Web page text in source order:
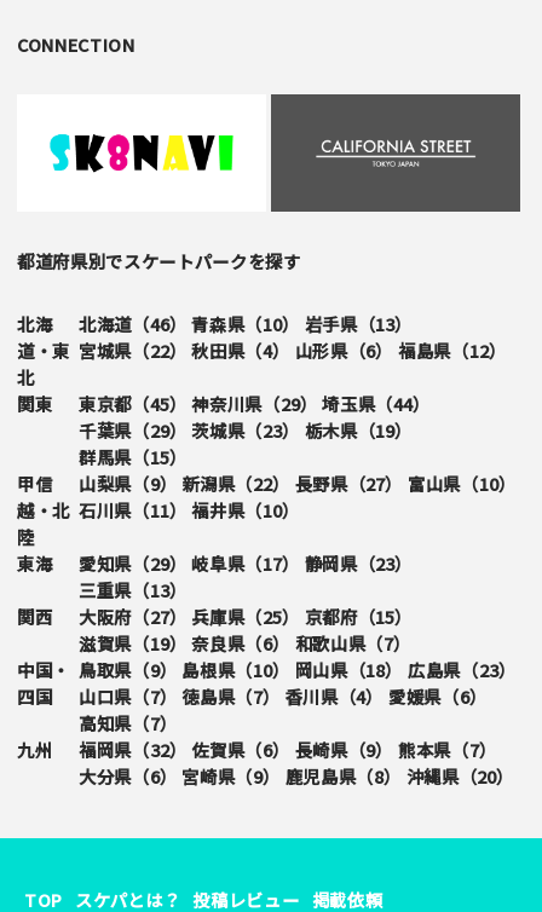
CONNECTION
都道府県別でスケートパークを探す
北海
道・東
北
北海道（46） 青森県（10） 岩手県（13）
宮城県（22） 秋田県（4） 山形県（6） 福島県（12）
関東 東京都（45） 神奈川県（29） 埼玉県（44）
千葉県（29） 茨城県（23） 栃木県（19）
群馬県（15）
甲信
越・北
陸
山梨県（9） 新潟県（22） 長野県（27） 富山県（10）
石川県（11） 福井県（10）
東海 愛知県（29） 岐阜県（17） 静岡県（23）
三重県（13）
関西
大阪府（27） 兵庫県（25） 京都府（15）
滋賀県（19） 奈良県（6） 和歌山県（7）
中国・
四国
鳥取県（9） 島根県（10） 岡山県（18） 広島県（23）
山口県（7） 徳島県（7） 香川県（4） 愛媛県（6）
高知県（7）
九州
福岡県（32） 佐賀県（6） 長崎県（9） 熊本県（7）
大分県（6） 宮崎県（9） 鹿児島県（8） 沖縄県（20）
TOP スケパとは？ 投稿レビュー 掲載依頼